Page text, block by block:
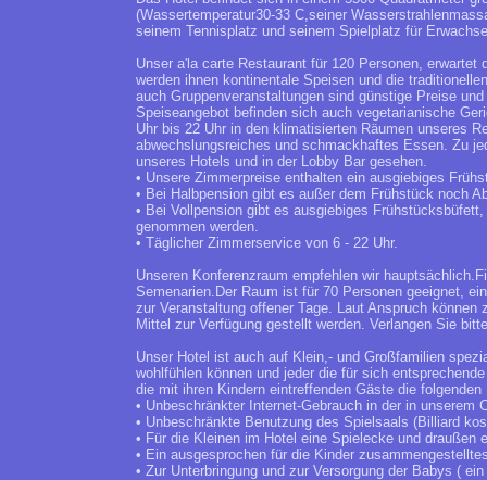
(Wassertemperatur30-33 C,seiner
seinem Tennisplatz und seinem Spielplatz für
Unser a'la carte Restaurant für 120 Personen,
werden ihnen kontinentale Speisen und die
auch Gruppenveranstaltungen sind günstige Preise
Speiseangebot befinden sich auch vegetarianische
Uhr bis 22 Uhr in den klimatisierten Räumen unseres
abwechslungsreiches und schmackhaftes Essen. Zu
unseres Hotels und in der Lobby Bar gesehen.
• Unsere Zimmerpreise enthalten ein ausgiebiges
• Bei Halbpension gibt es außer dem Frühstück noch
• Bei Vollpension gibt es ausgiebiges
genommen werden.
• Täglicher Zimmerservice von 6 - 22 Uhr.
Unseren Konferenzraum empfehlen wir
Semenarien.Der Raum ist für 70 Personen geeignet,
zur Veranstaltung offener Tage. Laut Anspruch
Mittel zur Verfügung gestellt werden. Verlangen Sie
Unser Hotel ist auch auf Klein,- und Großfamilien
wohlfühlen können und jeder die für sich
die mit ihren Kindern eintreffenden Gäste die
• Unbeschränkter Internet-Gebrauch in der in unserem
• Unbeschränkte Benutzung des Spielsaals (Billiard
• Für die Kleinen im Hotel eine Spielecke und
• Ein ausgesprochen für die Kinder
• Zur Unterbringung und zur Versorgung der Babys (